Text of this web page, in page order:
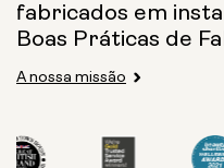
fabricados em
Boas Práticas de
A nossa missão